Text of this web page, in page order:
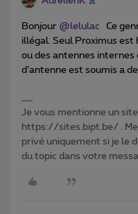
Bonjour @lelulac Ce
illégal. Seul Proximus
ou des antennes internes
d’antenne est soumis a
Je vous mentionne un
https://sites.bipt.be/ .
privé uniquement si je le
du topic dans votre